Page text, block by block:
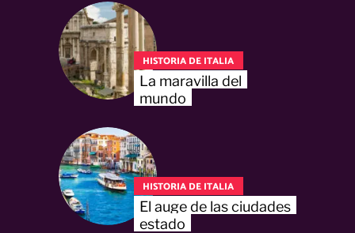
HISTORIA DE ITALIA
La maravilla del
mundo
HISTORIA DE ITALIA
El auge de las ciudades
estado